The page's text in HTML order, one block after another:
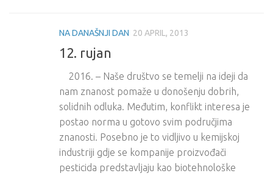
NA DANAŠNJI DAN 20 APRIL, 2013
12. rujan
2016. – Naše društvo se temelji na ideji da
nam znanost pomaže u donošenju dobrih,
solidnih odluka. Međutim, konflikt interesa je
postao norma u gotovo svim područjima
znanosti. Posebno je to vidljivo u kemijskoj
industriji gdje se kompanije proizvođači
pesticida predstavljaju kao biotehnološke